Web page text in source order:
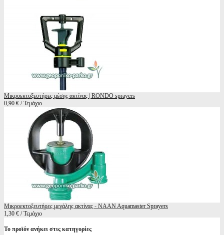
Μικροεκτοξευτήρες μέσης ακτίνας | RONDO sprayers
0,90 € / Τεμάχιο
Μικροεκτοξευτήρες μεγάλης ακτίνας - NAAN Aquamaster Sprayers
1,30 € / Τεμάχιο
Το προϊόν ανήκει στις κατηγορίες